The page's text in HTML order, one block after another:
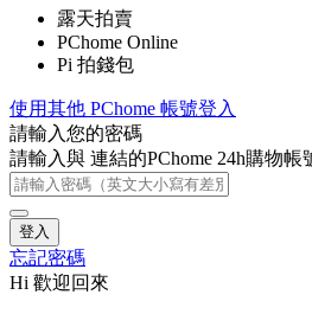
露天拍賣
PChome Online
Pi 拍錢包
使用其他 PChome 帳號登入
請輸入您的密碼
請輸入與 連結的PChome 24h購物帳
登入
忘記密碼
Hi 歡迎回來